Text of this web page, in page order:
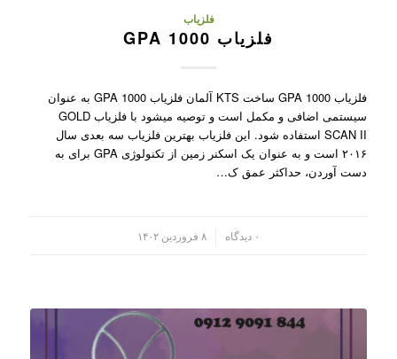
فلزیاب
فلزیاب GPA 1000
فلزیاب GPA 1000 ساخت KTS آلمان فلزیاب GPA 1000 به عنوان
سیستمی اضافی و مکمل است و توصیه میشود با فلزیاب GOLD
SCAN II استفاده شود. این فلزیاب بهترین فلزیاب سه بعدی سال
۲۰۱۶ است و به عنوان یک اسکنر زمین از تکنولوژی GPA برای به
دست آوردن، حداکثر عمق ک…
۰ دیدگاه ۸ فروردین ۱۴۰۲